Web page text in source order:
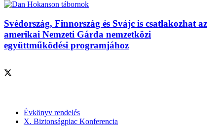
Svédország, Finnország és Svájc is csatlakozhat az
amerikai Nemzeti Gárda nemzetközi
együttműködési programjához
Évkönyv rendelés
X. Biztonságpiac Konferencia